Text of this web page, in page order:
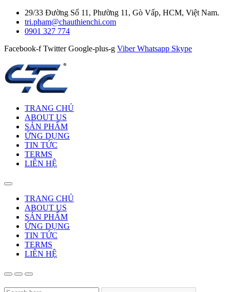
29/33 Đường Số 11, Phường 11, Gò Vấp, HCM, Việt Nam.
tri.pham@chauthienchi.com
0901 327 774
Facebook-f Twitter Google-plus-g Viber Whatsapp Skype
TRANG CHỦ
ABOUT US
SẢN PHẨM
ỨNG DỤNG
TIN TỨC
TERMS
LIÊN HỆ
TRANG CHỦ
ABOUT US
SẢN PHẨM
ỨNG DỤNG
TIN TỨC
TERMS
LIÊN HỆ